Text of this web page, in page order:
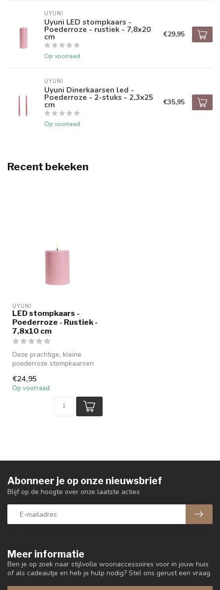
UYUNI
Uyuni LED stompkaars -
Poederroze - rustiek - 7,8x20
cm
Op voorraad
€29,95
UYUNI
Uyuni Dinerkaarsen led -
Poederroze - 2-stuks - 2,3x25
cm
Op voorraad
€35,95
Recent bekeken
UYUNI
LED stompkaars -
Poederroze - Rustiek -
7,8x10 cm
Deze prachtige, kleine
poederroze stompkaarsen
aanwinst...
€24,95
Op voorraad
Meer informatie
Ben je op zoek naar stijlvolle woonaccessoires voor in jouw huis
of als cadeautje en heb je hulp nodig? Stel ons gerust een vraag.
Abonneer je op onze nieuwsbrief
Blijf op de hoogte over onze laatste acties